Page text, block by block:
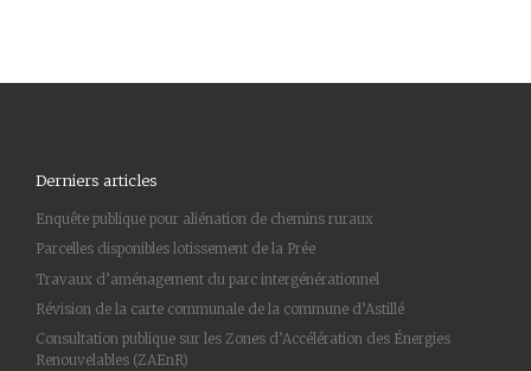
Derniers articles
Enquête publique pour aliénation de chemins ruraux
Parcelles disponibles lotissement de la Prée
Travaux d’aménagement du parc intergénérationnel
Révision de la carte communale de la commune d’Astillé
Consultation publique sur les Zones d’Accélération des Énergies
Renouvelables (ZAEnR)